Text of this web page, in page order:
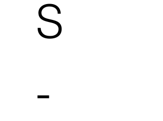
S
-